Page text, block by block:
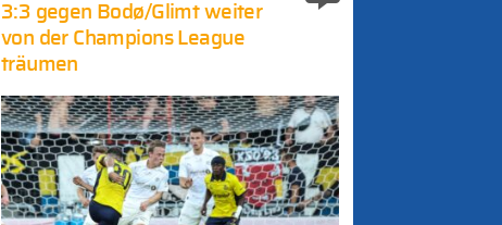
3:3 gegen Bodø/Glimt weiter
von der Champions League
träumen